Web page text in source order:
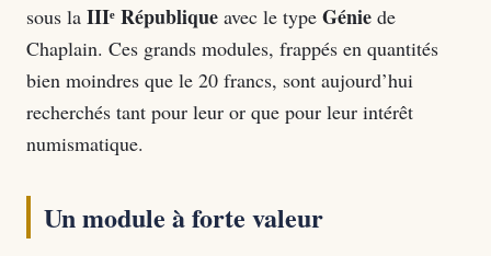
sous la IIIᵉ République avec le type Génie de
Chaplain. Ces grands modules, frappés en quantités
bien moindres que le 20 francs, sont aujourd’hui
recherchés tant pour leur or que pour leur intérêt
numismatique.
Un module à forte valeur